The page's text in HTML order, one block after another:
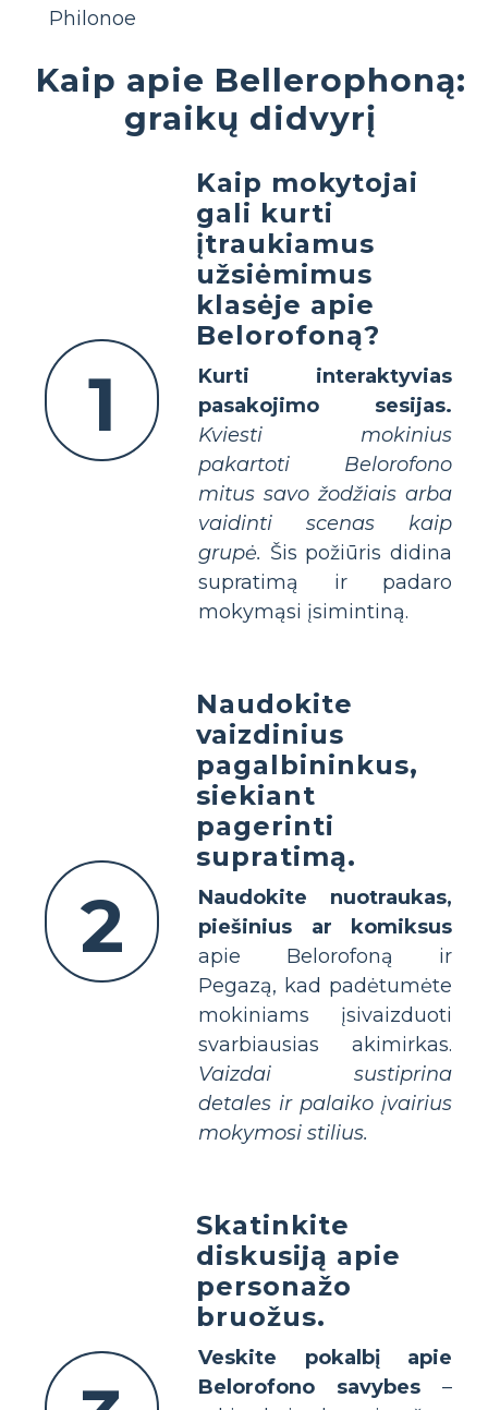
Philonoe
Kaip apie Bellerophoną:
graikų didvyrį
1
Kaip mokytojai
gali kurti
įtraukiamus
užsiėmimus
klasėje apie
Belorofoną?
Kurti interaktyvias
pasakojimo sesijas.
Kviesti mokinius
pakartoti Belorofono
mitus savo žodžiais arba
vaidinti scenas kaip
grupė. Šis požiūris didina
supratimą ir padaro
mokymąsi įsimintiną.
2
Naudokite
vaizdinius
pagalbininkus,
siekiant
pagerinti
supratimą.
Naudokite nuotraukas,
piešinius ar komiksus
apie Belorofoną ir
Pegazą, kad padėtumėte
mokiniams įsivaizduoti
svarbiausias akimirkas.
Vaizdai sustiprina
detales ir palaiko įvairius
mokymosi stilius.
Skatinkite
diskusiją apie
personažo
bruožus.
Veskite pokalbį apie
Belorofono savybes –